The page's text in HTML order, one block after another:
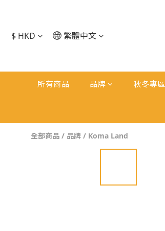
$ HKD 繁體中文
所有商品 品牌 秋冬專區
全部商品 / 品牌 / Koma Land